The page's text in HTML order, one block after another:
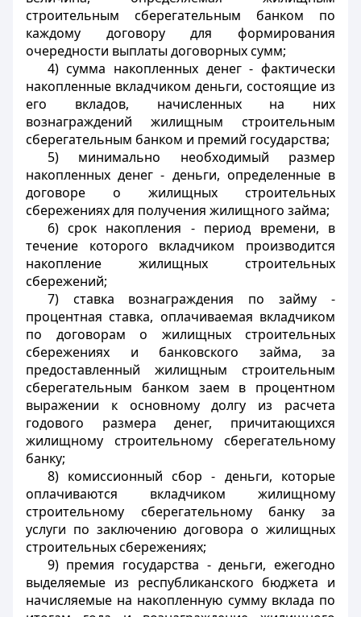
строительным сберегательным банком по
каждому договору для формирования
очередности выплаты договорных сумм;
4) сумма накопленных денег - фактически
накопленные вкладчиком деньги, состоящие из
его вкладов, начисленных на них
вознаграждений жилищным строительным
сберегательным банком и премий государства;
5) минимально необходимый размер
накопленных денег - деньги, определенные в
договоре о жилищных строительных
сбережениях для получения жилищного займа;
6) срок накопления - период времени, в
течение которого вкладчиком производится
накопление жилищных строительных
сбережений;
7) ставка вознаграждения по займу -
процентная ставка, оплачиваемая вкладчиком
по договорам о жилищных строительных
сбережениях и банковского займа, за
предоставленный жилищным строительным
сберегательным банком заем в процентном
выражении к основному долгу из расчета
годового размера денег, причитающихся
жилищному строительному сберегательному
банку;
8) комиссионный сбор - деньги, которые
оплачиваются вкладчиком жилищному
строительному сберегательному банку за
услуги по заключению договора о жилищных
строительных сбережениях;
9) премия государства - деньги, ежегодно
выделяемые из республиканского бюджета и
начисляемые на накопленную сумму вклада по